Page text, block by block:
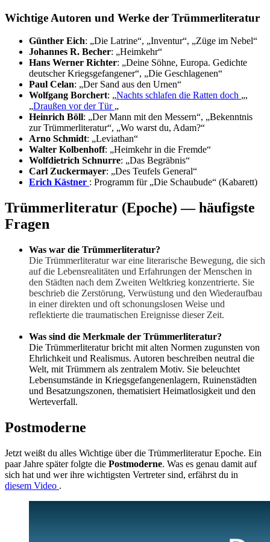
Wichtige Autoren und Werke der Trümmerliteratur
Günther Eich: „Die Latrine“, „Inventur“, „Züge im Nebel“
Johannes R. Becher: „Heimkehr“
Hans Werner Richter: „Deine Söhne, Europa. Gedichte
deutscher Kriegsgefangener“, „Die Geschlagenen“
Paul Celan: „Der Sand aus den Urnen“
Wolfgang Borchert: „Nachts schlafen die Ratten doch „,
„Draußen vor der Tür „
Heinrich Böll: „Der Mann mit den Messern“, „Bekenntnis
zur Trümmerliteratur“, „Wo warst du, Adam?“
Arno Schmidt: „Leviathan“
Walter Kolbenhoff: „Heimkehr in die Fremde“
Wolfdietrich Schnurre: „Das Begräbnis“
Carl Zuckermayer: „Des Teufels General“
Erich Kästner : Programm für „Die Schaubude“ (Kabarett)
Trümmerliteratur (Epoche) — häufigste
Fragen
Was war die Trümmerliteratur?
Die Trümmerliteratur war eine literarische Bewegung, die sich
auf die Lebensrealitäten und Erfahrungen der Menschen in
den Städten nach dem Zweiten Weltkrieg konzentrierte. Sie
beschrieb die Zerstörung, Verwüstung und den Wiederaufbau
in einer direkten und oft schonungslosen Weise und
reflektierte die traumatischen Ereignisse dieser Zeit.
Was sind die Merkmale der Trümmerliteratur?
Die Trümmerliteratur bricht mit alten Normen zugunsten von
Ehrlichkeit und Realismus. Autoren beschreiben neutral die
Welt, mit Trümmern als zentralem Motiv. Sie beleuchtet
Lebensumstände in Kriegsgefangenenlagern, Ruinenstädten
und Besatzungszonen, thematisiert Heimatlosigkeit und den
Werteverfall.
Postmoderne
Jetzt weißt du alles Wichtige über die Trümmerliteratur Epoche. Ein
paar Jahre später folgte die Postmoderne. Was es genau damit auf
sich hat und wer ihre wichtigsten Vertreter sind, erfährst du in
diesem Video .